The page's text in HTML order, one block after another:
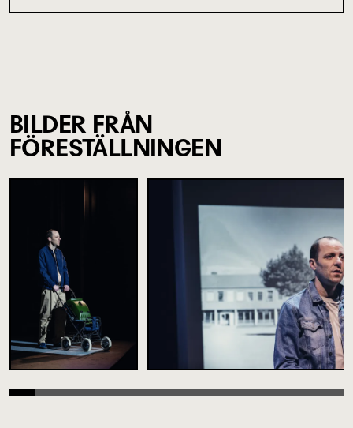
BILDER FRÅN
FÖRESTÄLLNINGEN